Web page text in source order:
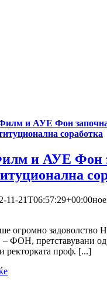
и АУЕ Фон
соработка
и АУЕ Фон
11-21T06:57:29+00:00
огромно
ФОН, претставувани
ректорката проф. [...]